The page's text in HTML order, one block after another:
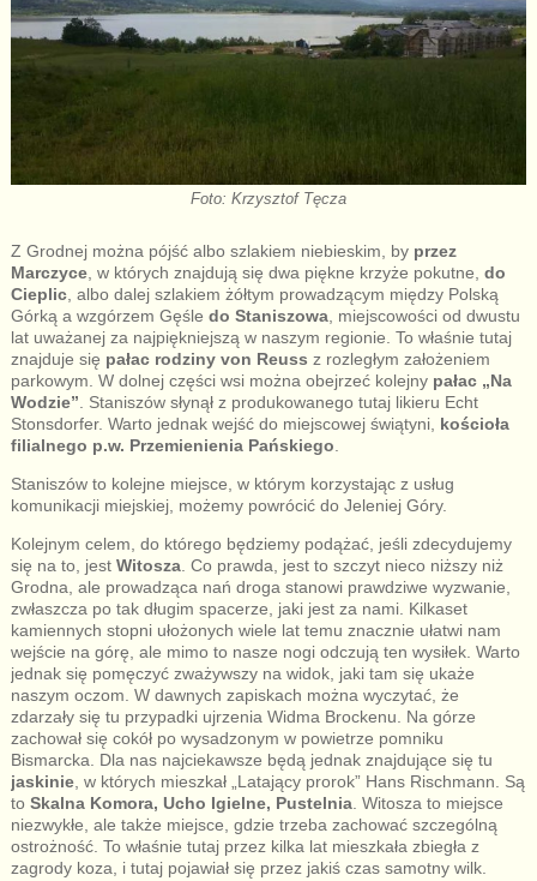
Foto: Krzysztof Tęcza
Z Grodnej można pójść albo szlakiem niebieskim, by przez
Marczyce, w których znajdują się dwa piękne krzyże pokutne, do
Cieplic, albo dalej szlakiem żółtym prowadzącym między Polską
Górką a wzgórzem Gęśle do Staniszowa, miejscowości od dwustu
lat uważanej za najpiękniejszą w naszym regionie. To właśnie tutaj
znajduje się pałac rodziny von Reuss z rozległym założeniem
parkowym. W dolnej części wsi można obejrzeć kolejny pałac „Na
Wodzie”. Staniszów słynął z produkowanego tutaj likieru Echt
Stonsdorfer. Warto jednak wejść do miejscowej świątyni, kościoła
filialnego p.w. Przemienienia Pańskiego.
Staniszów to kolejne miejsce, w którym korzystając z usług
komunikacji miejskiej, możemy powrócić do Jeleniej Góry.
Kolejnym celem, do którego będziemy podążać, jeśli zdecydujemy
się na to, jest Witosza. Co prawda, jest to szczyt nieco niższy niż
Grodna, ale prowadząca nań droga stanowi prawdziwe wyzwanie,
zwłaszcza po tak długim spacerze, jaki jest za nami. Kilkaset
kamiennych stopni ułożonych wiele lat temu znacznie ułatwi nam
wejście na górę, ale mimo to nasze nogi odczują ten wysiłek. Warto
jednak się pomęczyć zważywszy na widok, jaki tam się ukaże
naszym oczom. W dawnych zapiskach można wyczytać, że
zdarzały się tu przypadki ujrzenia Widma Brockenu. Na górze
zachował się cokół po wysadzonym w powietrze pomniku
Bismarcka. Dla nas najciekawsze będą jednak znajdujące się tu
jaskinie, w których mieszkał „Latający prorok” Hans Rischmann. Są
to Skalna Komora, Ucho Igielne, Pustelnia. Witosza to miejsce
niezwykłe, ale także miejsce, gdzie trzeba zachować szczególną
ostrożność. To właśnie tutaj przez kilka lat mieszkała zbiegła z
zagrody koza, i tutaj pojawiał się przez jakiś czas samotny wilk.